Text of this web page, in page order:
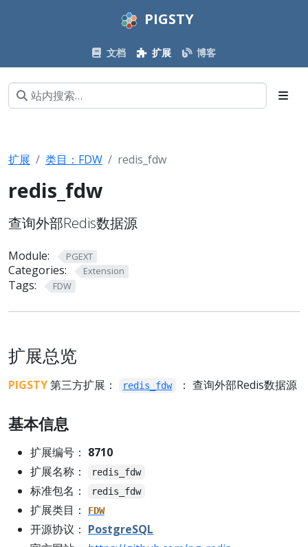
PIGSTY
文档 扩展 博客
扩展 类目：FDW redis_fdw
redis_fdw
查询外部Redis数据源
Module: PGEXT
Categories: Extension
Tags: FDW
扩展总览
PIGSTY第三方扩展： redis_fdw ： 查询外部Redis数据源
基本信息
扩展编号： 8710
扩展名称：
redis_fdw
标准包名： redis_fdw
扩展类目： FDW
开源协议： PostgreSQL